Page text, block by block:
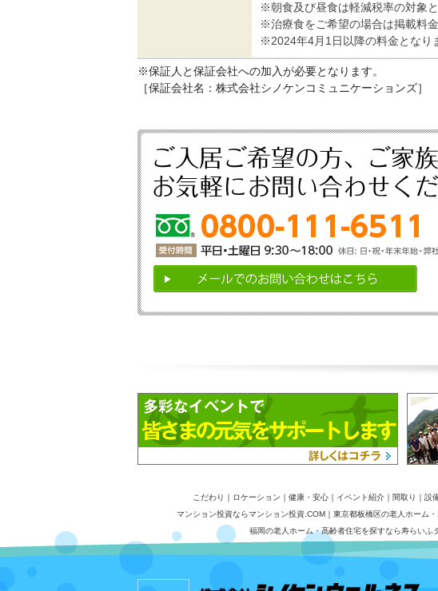
※朝食及び昼食は軽減税率の対象
※治療食をご希望の場合は掲載料
※2024年4月1日以降の料金となり
※保証人と保証会社への加入が必要となります。
［保証会社名：株式会社シノケンコミュニケーションズ］
こだわり ｜ ロケーション ｜ 健康・安心｜ イベント紹介｜ 間取り ｜ 設
マンション投資ならマンション投資.COM｜ 東京都板橋区の老人ホーム
福岡の老人ホーム・高齢者住宅を探すなら寿らいふ